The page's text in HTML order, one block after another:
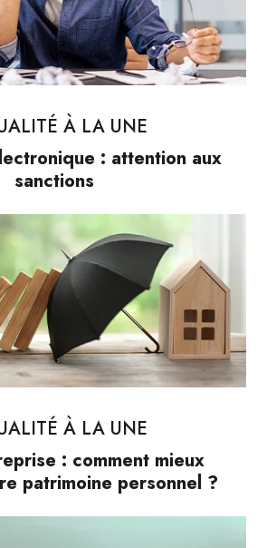
À LA UNE
: attention aux
sanctions
À LA UNE
: comment mieux
patrimoine personnel ?